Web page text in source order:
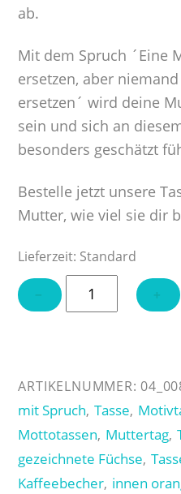
ab.
Mit dem Spruch ´Eine
ersetzen, aber
ersetzen´ wird deine
sein und sich an
besonders geschätzt
Bestelle jetzt unsere
Mutter, wie viel sie dir
Lieferzeit: Standard
−
Tasse
"Niemand
ersetzen"
Menge
+
ARTIKELNUMMER:
mit Spruch, Tasse,
Mottotassen, Muttertag,
gezeichnete Füchse,
Kaffeebecher, innen